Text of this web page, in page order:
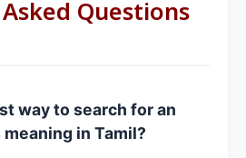
Questions
way to search for an
in Tamil?